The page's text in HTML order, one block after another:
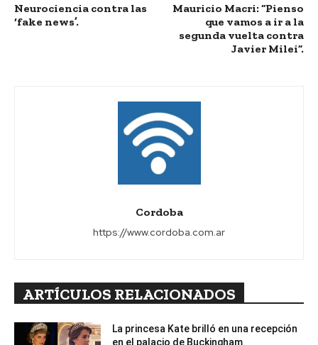
Neurociencia contra las
‘fake news’.
Mauricio Macri: “Pienso
que vamos a ir a la
segunda vuelta contra
Javier Milei”.
Cordoba
https://www.cordoba.com.ar
ARTÍCULOS RELACIONADOS
La princesa Kate brilló en una recepción
en el palacio de Buckingham